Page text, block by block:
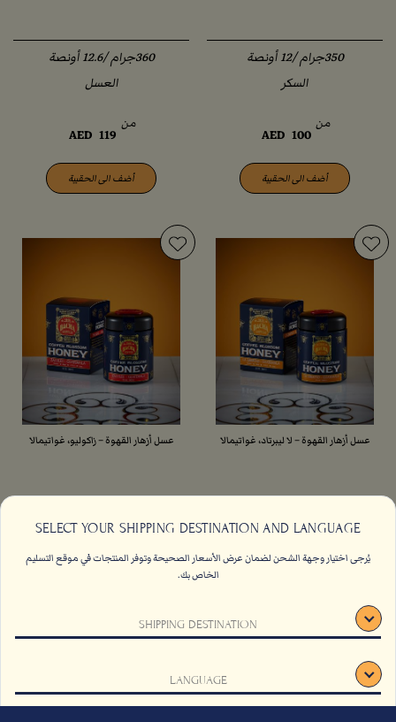
SELECT YOUR SHIPPING DESTINATION AND LANGUAGE
يُرجى اختيار وجهة الشحن لضمان عرض الأسعار الصحيحة وتوفر المنتجات في موقع التسليم
الخاص بك.
SHIPPING DESTINATION
LANGUAGE
350جرام /12 أونصة
السكر
من
AED 100
أضف الى الحقيبة
360جرام /12.6 أونصة
العسل
من
AED 119
أضف الى الحقيبة
عسل أزهار القهوة – لا ليبرتاد، غواتيمالا
العسل
أضف الى الحقيبة
عسل أزهار القهوة – زاكوليو، غواتيمالا
العسل
أضف الى الحقيبة
اتصل بنا
الاسئلة الشائعة
الاستدامة
اشتراك